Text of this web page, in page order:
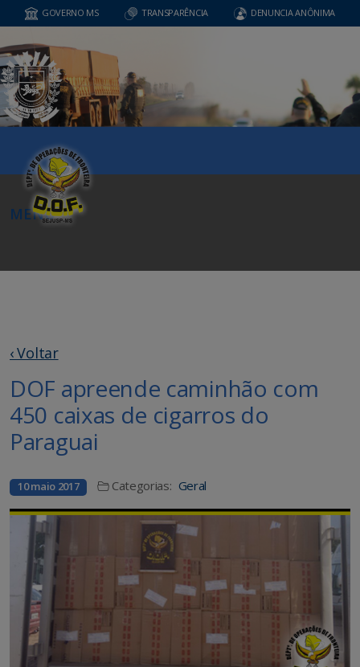
GOVERNO MS TRANSPARÊNCIA DENUNCIA ANÔNIMA
MENU
‹ Voltar
DOF apreende caminhão com
450 caixas de cigarros do
Paraguai
10 maio 2017 Categorias: Geral